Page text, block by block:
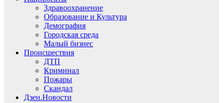
Здравоохранение
Образование и Культура
Демография
Городская среда
Малый бизнес
Происшествия
ДТП
Криминал
Пожары
Скандал
Дзен.Новости